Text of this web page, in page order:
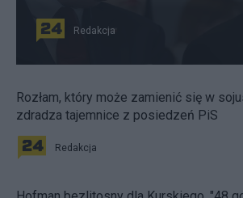
Redakcja
Rozłam, który może zamienić się w
zdradza tajemnice z posiedzeń PiS
Redakcja